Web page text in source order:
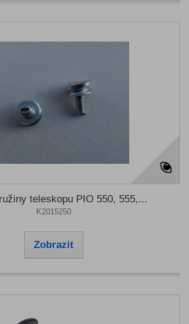
teleskopu PIO 550, 555,...
K2015250
Zobrazit